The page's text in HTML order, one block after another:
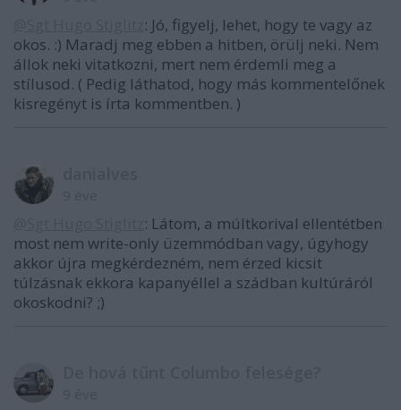
: Jó, figyelj, lehet, hogy te vagy az
okos. :) Maradj meg ebben a hitben, örülj neki. Nem
állok neki vitatkozni, mert nem érdemli meg a
stílusod. ( Pedig láthatod, hogy más kommentelőnek
kisregényt is írta kommentben. )
: Látom, a múltkorival ellentétben
most nem write-only üzemmódban vagy, úgyhogy
akkor újra megkérdezném, nem érzed kicsit
túlzásnak ekkora kapanyéllel a szádban kultúráról
okoskodni? ;)